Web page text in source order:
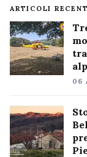
ARTICOLI
06